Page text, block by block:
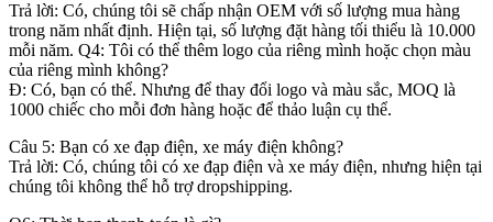
Trả lời: Có, chúng tôi sẽ chấp nhận OEM với số lượng mua hàng
trong năm nhất định. Hiện tại, số lượng đặt hàng tối thiểu là 10.000
mỗi năm. Q4: Tôi có thể thêm logo của riêng mình hoặc chọn màu
của riêng mình không?
Đ: Có, bạn có thể. Nhưng để thay đổi logo và màu sắc, MOQ là
1000 chiếc cho mỗi đơn hàng hoặc để thảo luận cụ thể.
Câu 5: Bạn có xe đạp điện, xe máy điện không?
Trả lời: Có, chúng tôi có xe đạp điện và xe máy điện, nhưng hiện tại
chúng tôi không thể hỗ trợ dropshipping.